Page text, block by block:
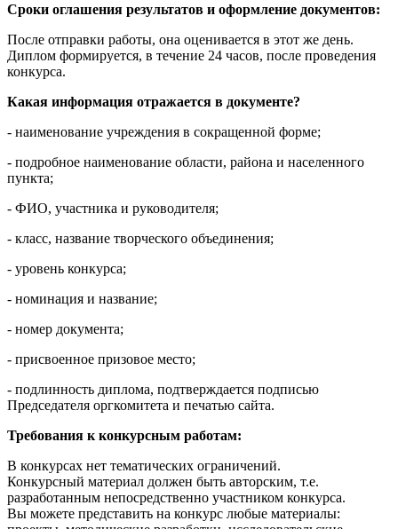
Сроки оглашения результатов и оформление документов:
После отправки работы, она оценивается в этот же день.
Диплом формируется, в течение 24 часов, после проведения
конкурса.
Какая информация отражается в документе?
- наименование учреждения в сокращенной форме;
- подробное наименование области, района и населенного
пункта;
- ФИО, участника и руководителя;
- класс, название творческого объединения;
- уровень конкурса;
- номинация и название;
- номер документа;
- присвоенное призовое место;
- подлинность диплома, подтверждается подписью
Председателя оргкомитета и печатью сайта.
Требования к конкурсным работам:
В конкурсах нет тематических ограничений.
Конкурсный материал должен быть авторским, т.е.
разработанным непосредственно участником конкурса.
Вы можете представить на конкурс любые материалы: